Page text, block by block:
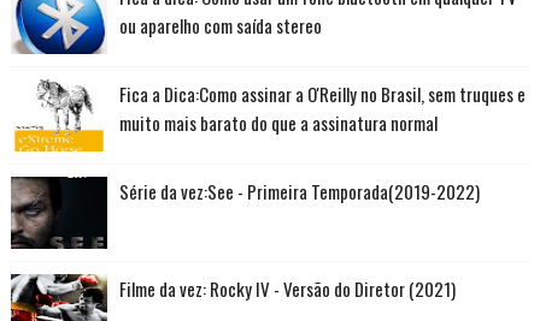
ou aparelho com saída stereo
Fica a Dica:Como assinar a O'Reilly no Brasil, sem truques e
muito mais barato do que a assinatura normal
Série da vez:See - Primeira Temporada(2019-2022)
Filme da vez: Rocky IV - Versão do Diretor (2021)